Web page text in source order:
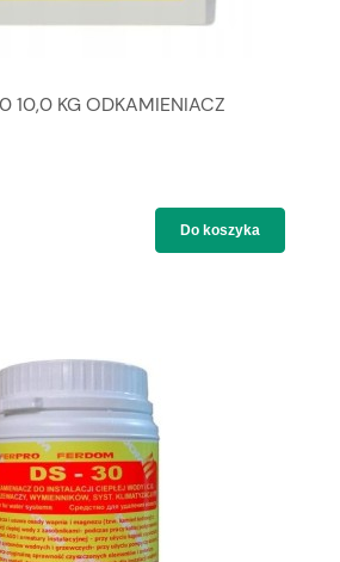
10,0 KG ODKAMIENIACZ
Do koszyka